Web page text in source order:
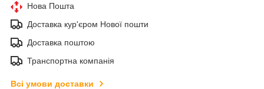
Нова Пошта
Доставка кур'єром Нової пошти
Доставка поштою
Транспортна компанія
Всі умови доставки